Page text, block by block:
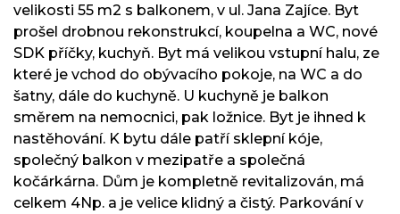
velikosti 55 m2 s balkonem, v ul. Jana Zajíce. Byt
prošel drobnou rekonstrukcí, koupelna a WC, nové
SDK příčky, kuchyň. Byt má velikou vstupní halu, ze
které je vchod do obývacího pokoje, na WC a do
šatny, dále do kuchyně. U kuchyně je balkon
směrem na nemocnici, pak ložnice. Byt je ihned k
nastěhování. K bytu dále patří sklepní kóje,
společný balkon v mezipatře a společná
kočárkárna. Dům je kompletně revitalizován, má
celkem 4Np. a je velice klidný a čistý. Parkování v